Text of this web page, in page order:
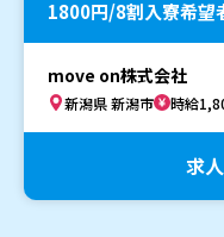
1800円/8割入寮希望
move on株式会社
新潟県 新潟市 時給
求